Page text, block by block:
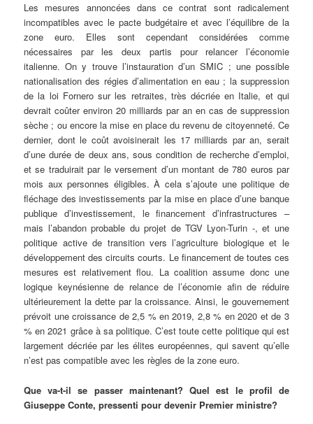
Les mesures annoncées dans ce contrat sont radicalement
incompatibles avec le pacte budgétaire et avec l’équilibre de la
zone euro. Elles sont cependant considérées comme
nécessaires par les deux partis pour relancer l’économie
italienne. On y trouve l’instauration d’un SMIC ; une possible
nationalisation des régies d’alimentation en eau ; la suppression
de la loi Fornero sur les retraites, très décriée en Italie, et qui
devrait coûter environ 20 milliards par an en cas de suppression
sèche ; ou encore la mise en place du revenu de citoyenneté. Ce
dernier, dont le coût avoisinerait les 17 milliards par an, serait
d’une durée de deux ans, sous condition de recherche d’emploi,
et se traduirait par le versement d’un montant de 780 euros par
mois aux personnes éligibles. À cela s’ajoute une politique de
fléchage des investissements par la mise en place d’une banque
publique d’investissement, le financement d’infrastructures –
mais l’abandon probable du projet de TGV Lyon-Turin -, et une
politique active de transition vers l’agriculture biologique et le
développement des circuits courts. Le financement de toutes ces
mesures est relativement flou. La coalition assume donc une
logique keynésienne de relance de l’économie afin de réduire
ultérieurement la dette par la croissance. Ainsi, le gouvernement
prévoit une croissance de 2,5 % en 2019, 2,8 % en 2020 et de 3
% en 2021 grâce à sa politique. C’est toute cette politique qui est
largement décriée par les élites européennes, qui savent qu’elle
n’est pas compatible avec les règles de la zone euro.
Que va-t-il se passer maintenant? Quel est le profil de
Giuseppe Conte, pressenti pour devenir Premier ministre?